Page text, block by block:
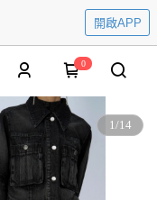
開啟APP
0
1/14